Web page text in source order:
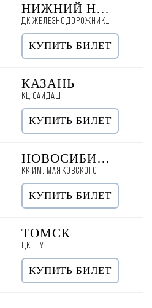
НИЖНИЙ НОВГОРОД
ДК ЖЕЛЕЗНОДОРОЖНИКОВ
КУПИТЬ БИЛЕТ
КАЗАНЬ
КЦ САЙДАШ
КУПИТЬ БИЛЕТ
НОВОСИБИРСК
КК ИМ. МАЯКОВСКОГО
КУПИТЬ БИЛЕТ
ТОМСК
ЦК ТГУ
КУПИТЬ БИЛЕТ